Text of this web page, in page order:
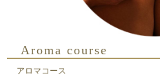
Aroma course
アロマコース